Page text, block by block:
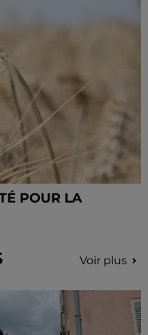
POUR LA
Voir plus